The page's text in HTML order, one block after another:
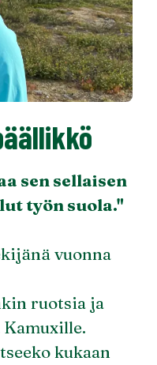
sen sellaisen
työn suola."
vuonna
ruotsia ja
kukaan